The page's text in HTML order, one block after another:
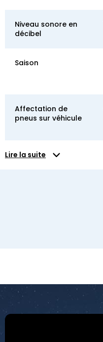
Niveau sonore en
décibel
Saison
Affectation de
pneus sur véhicule
Lire la suite